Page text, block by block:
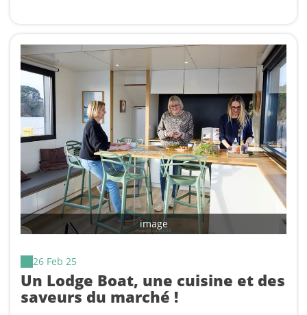
image
26 Feb 25
Un Lodge Boat, une cuisine et des
saveurs du marché !